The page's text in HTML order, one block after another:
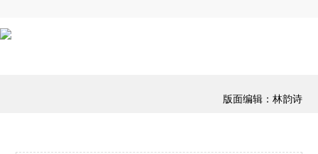
版面编辑：林韵诗